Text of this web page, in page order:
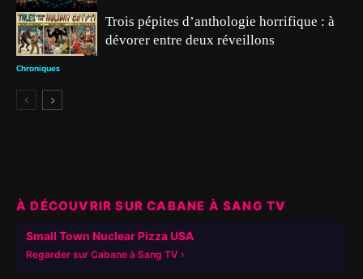
Chroniques
Chroniques
Trois pépites d’anthologie horrifique : à
dévorer entre deux réveillons
À DÉCOUVRIR SUR CABANE À SANG TV
Small Town Nuclear Pizza USA
Regarder sur Cabane à Sang TV